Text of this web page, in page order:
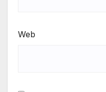
Web